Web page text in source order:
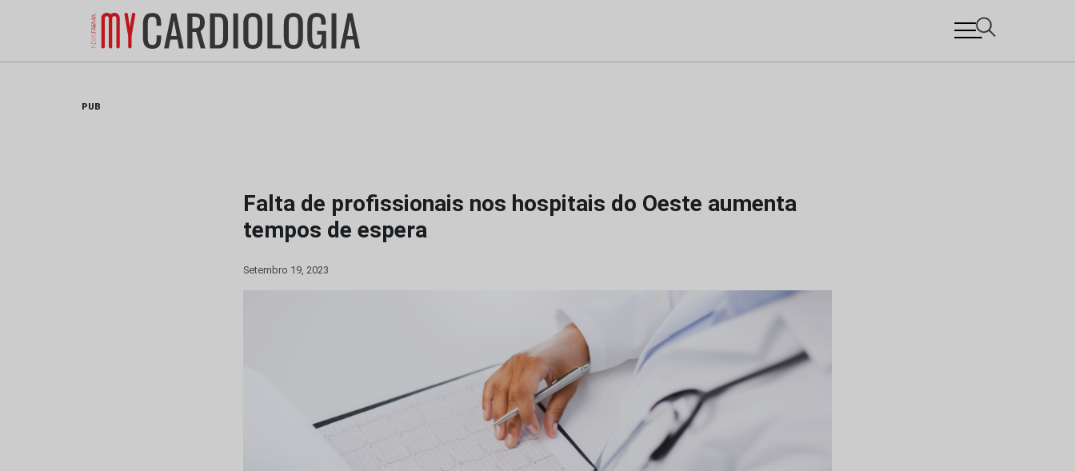
PUB
Falta de profissionais nos hospitais do Oeste aumenta
tempos de espera
Setembro 19, 2023